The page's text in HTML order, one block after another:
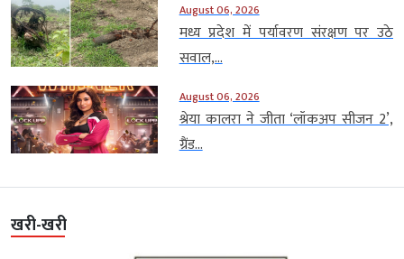
August 06, 2026
मध्य प्रदेश में पर्यावरण संरक्षण पर उठे
सवाल,...
August 06, 2026
श्रेया कालरा ने जीता ‘लॉकअप सीजन 2’,
ग्रैंड...
खरी-खरी